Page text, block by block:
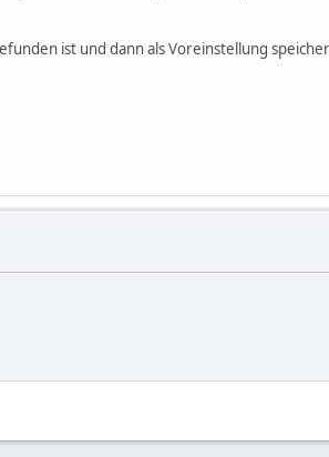
ist und dann als Voreinstellung